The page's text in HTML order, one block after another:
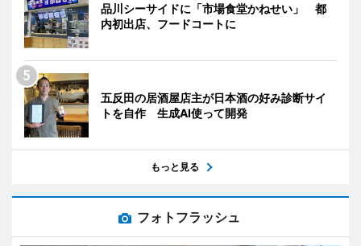
品川シーサイドに「市場食堂かねせい」 都
内初出店、フードコートに
五反田の居酒屋店主が日本酒の好み診断サイ
トを自作 生成AI使って開発
もっと見る
フォトフラッシュ